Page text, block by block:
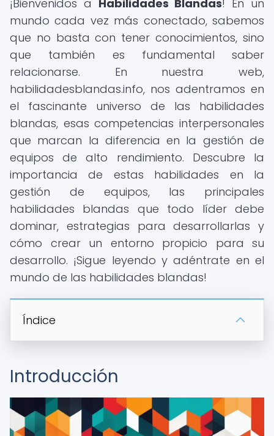
¡Bienvenidos a Habilidades Blandas! En un
mundo cada vez más conectado, sabemos
que no basta con tener conocimientos, sino
que también es fundamental saber
relacionarse. En nuestra web,
habilidadesblandas.info, nos adentramos en
el fascinante universo de las habilidades
blandas, esas competencias interpersonales
que marcan la diferencia en la gestión de
equipos de alto rendimiento. Descubre la
importancia de estas habilidades en la
gestión de equipos, las principales
habilidades blandas que todo líder debe
dominar, estrategias para desarrollarlas y
cómo crear un entorno propicio para su
desarrollo. ¡Sigue leyendo y adéntrate en el
mundo de las habilidades blandas!
Índice
Introducción